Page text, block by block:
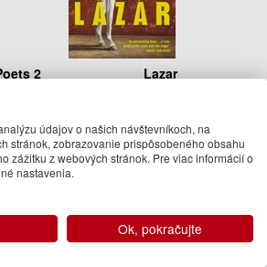
2 Lazar
22.95 €
Dodanie do 21 dní
údajov o našich návštevníkoch, na
stránok, zobrazovanie prispôsobeného obsahu
zážitku z webových stránok. Pre viac informácií o
nastavenia.
Ok, pokračujte